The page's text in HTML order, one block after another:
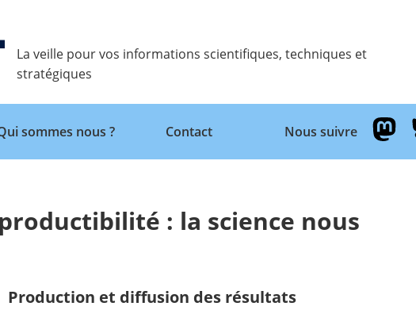
La veille pour vos informations scientifiques, techniques et
stratégiques
Retour
sommes nous ? Contact Nous suivre
: la science nous
Production et diffusion des résultats